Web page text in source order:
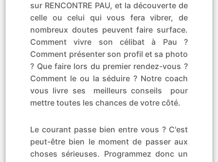
sur RENCONTRE PAU, et la découverte de
celle ou celui qui vous fera vibrer, de
nombreux doutes peuvent faire surface.
Comment vivre son célibat à Pau ?
Comment présenter son profil et sa photo
? Que faire lors du premier rendez-vous ?
Comment le ou la séduire ? Notre coach
vous livre ses meilleurs conseils pour
mettre toutes les chances de votre côté.
Le courant passe bien entre vous ? C'est
peut-être bien le moment de passer aux
choses sérieuses. Programmez donc un